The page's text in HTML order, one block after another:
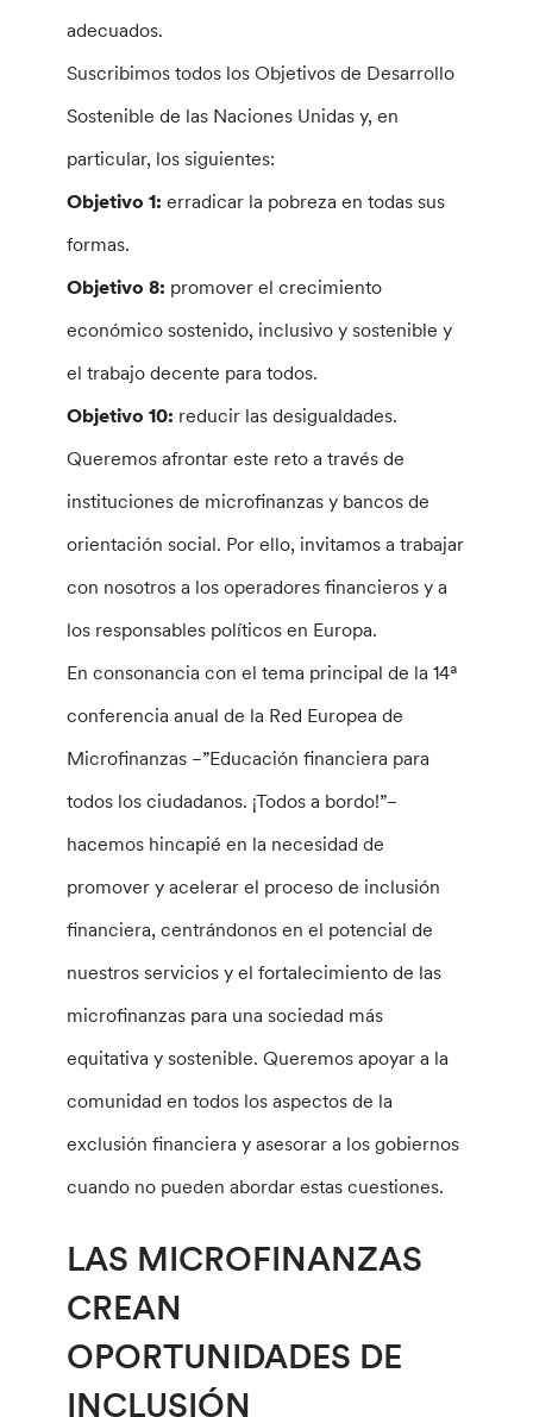
adecuados.
Suscribimos todos los Objetivos de Desarrollo
Sostenible de las Naciones Unidas y, en
particular, los siguientes:
Objetivo 1:erradicar la pobreza en todas sus
formas.
Objetivo 8: promover el crecimiento
económico sostenido, inclusivo y sostenible y
el trabajo decente para todos.
Objetivo 10: reducir las desigualdades.
Queremos afrontar este reto a través de
instituciones de microfinanzas y bancos de
orientación social. Por ello, invitamos a trabajar
con nosotros a los operadores financieros y a
los responsables políticos en Europa.
En consonancia con el tema principal de la 14ª
conferencia anual de la Red Europea de
Microfinanzas −”Educación financiera para
todos los ciudadanos. ¡Todos a bordo!”−
hacemos hincapié en la necesidad de
promover y acelerar el proceso de inclusión
financiera, centrándonos en el potencial de
nuestros servicios y el fortalecimiento de las
microfinanzas para una sociedad más
equitativa y sostenible. Queremos apoyar a la
comunidad en todos los aspectos de la
exclusión financiera y asesorar a los gobiernos
cuando no pueden abordar estas cuestiones.
LAS MICROFINANZAS
CREAN
OPORTUNIDADES DE
INCLUSIÓN